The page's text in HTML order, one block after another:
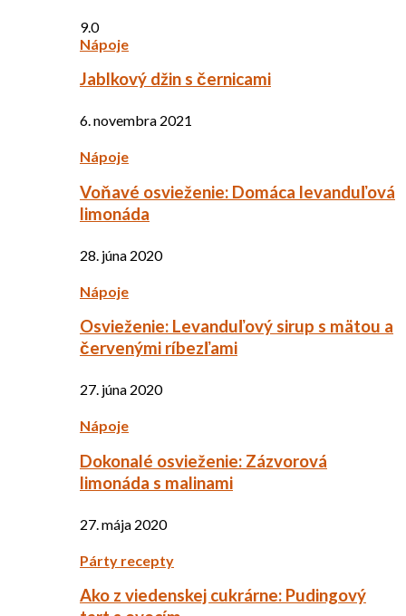
9.0
Nápoje
Jablkový džin s černicami
6. novembra 2021
Nápoje
Voňavé osvieženie: Domáca levanduľová
limonáda
28. júna 2020
Nápoje
Osvieženie: Levanduľový sirup s mätou a
červenými ríbezľami
27. júna 2020
Nápoje
Dokonalé osvieženie: Zázvorová
limonáda s malinami
27. mája 2020
Párty recepty
Ako z viedenskej cukrárne: Pudingový